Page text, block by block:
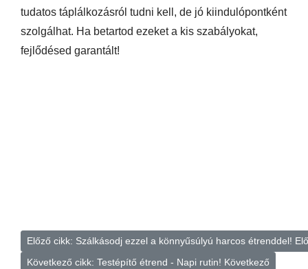
tudatos táplálkozásról tudni kell, de jó kiindulópontként
szolgálhat. Ha betartod ezeket a kis szabályokat,
fejlődésed garantált!
Előző cikk: Szálkásodj ezzel a könnyűsúlyú harcos étrenddel!
Következő cikk: Testépítő étrend - Napi rutin! Következő